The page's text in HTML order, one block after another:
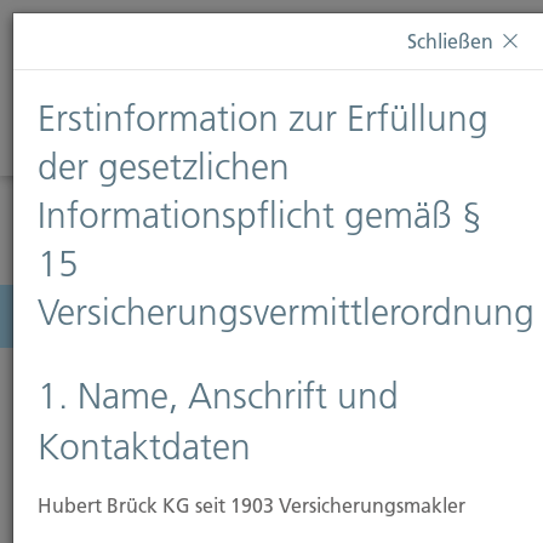
Diese Webseite verwendet Cookies. Wenn Sie weiterhin
Informationen finden Sie auf unserer SeiteDatenschutz
Diese Nachricht nicht erneut anzeigen
Menü
Schließen
Erstinformation zur Erfüllung
der gesetzlichen
Informationspflicht gemäß §
15
Versicherungsvermittlerordnung
1. Name, Anschrift und
Kontaktdaten
Hubert Brück KG seit 1903 Versicherungsmakler